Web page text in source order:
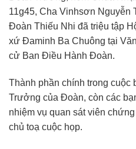
11g45, Cha Vinhsơn Nguyễn
Đoàn Thiếu Nhi đã triệu tập
xứ Đaminh Ba Chuông tại
cử Ban Điều Hành Đoàn.
Thành phần chính trong cuộc
Trưởng của Đoàn, còn các
nhiệm vụ quan sát viên
chủ toạ cuộc họp.